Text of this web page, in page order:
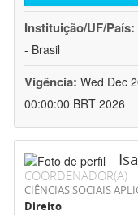
Instituição/UF/País:
- Brasil
Vigência: Wed Dec
00:00:00 BRT 2026
COORDENADOR(A)
CIÊNCIAS SOCIAIS
Direito